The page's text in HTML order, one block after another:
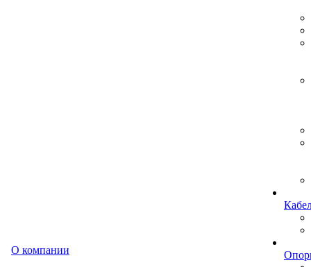
О компании